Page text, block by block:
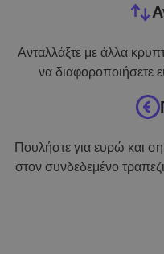
Ανταλλάξτε με άλλα
να διαφοροποιήσετε
Πουλήστε για ευρώ και
στον συνδεδεμένο